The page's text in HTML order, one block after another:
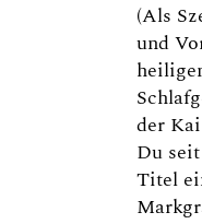
(Als
und
der
Du
Titel